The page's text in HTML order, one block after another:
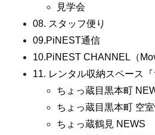
見学会
08. スタッフ便り
09.PiNEST通信
10.PiNEST CHANNEL（
11. レンタル収納スペース『
ちょっ蔵目黒本町
ちょっ蔵目黒本町 空
ちょっ蔵鶴見 NEWS